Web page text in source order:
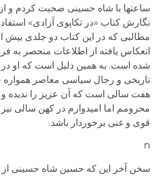
ساعتها با شاه حسینی صحبت کردم و
نگارش کتاب «در تکاپوی آزادی»
مطالبی که در این کتاب دو جلدی بیش
انعکاس یافته از اطلاعات منحصر به
شده است. به همین دلیل است که او در
تاریخی و رجال سیاسی معاصر همواره
هفت سالی است که آن عزیز را ندیده و
محرومم اما امیدوارم در کهن سالی
قوی و غنی برخوردار باشد.
n
سخن آخر این که حسین شاه حسینی از